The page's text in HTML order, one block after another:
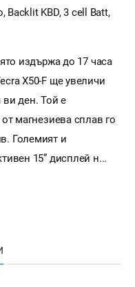
Backlit KBD, 3 cell Batt,
издържа до 17 часa
X50-F ще увеличи
ви ден. Той е
магнезиева сплав го
Големият и
15” дисплей н...